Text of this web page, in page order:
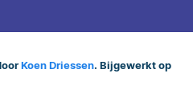
Koen Driessen. Bijgewerkt op